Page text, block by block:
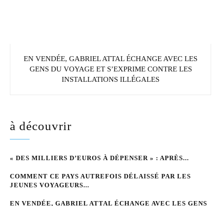
EN VENDÉE, GABRIEL ATTAL ÉCHANGE AVEC LES
GENS DU VOYAGE ET S’EXPRIME CONTRE LES
INSTALLATIONS ILLÉGALES
à découvrir
« DES MILLIERS D’EUROS À DÉPENSER » : APRÈS...
COMMENT CE PAYS AUTREFOIS DÉLAISSÉ PAR LES
JEUNES VOYAGEURS...
EN VENDÉE, GABRIEL ATTAL ÉCHANGE AVEC LES GENS